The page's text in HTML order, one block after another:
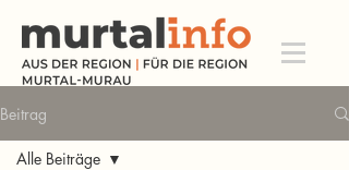
Beitrag
Alle Beiträge